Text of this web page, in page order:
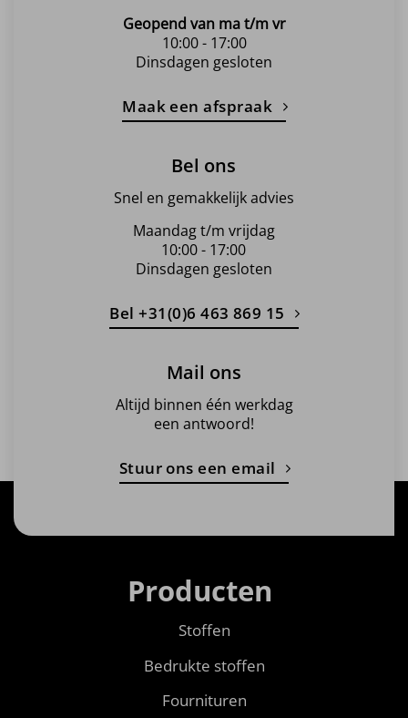
Geopend van ma t/m vr
10:00 - 17:00
Dinsdagen gesloten
Maak een afspraak
Bel ons
Snel en gemakkelijk advies
Maandag t/m vrijdag
10:00 - 17:00
Dinsdagen gesloten
Bel +31(0)6 463 869 15
Mail ons
Altijd binnen één werkdag
een antwoord!
Stuur ons een email
Producten
Stoffen
Bedrukte stoffen
Fournituren